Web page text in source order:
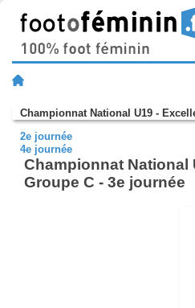
Championnat National U19 -
2e journée
4e journée
Championnat National
Groupe C - 3e journée